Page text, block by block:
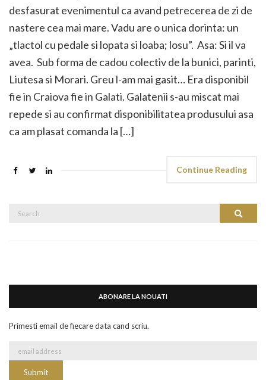
desfasurat evenimentul ca avand petrecerea de zi de
nastere cea mai mare. Vadu are o unica dorinta: un
„tlactol cu pedale si lopata si loaba; losu”. Asa: Si il va
avea. Sub forma de cadou colectiv de la bunici, parinti,
Liutesa si Morari. Greu l-am mai gasit… Era disponibil
fie in Craiova fie in Galati. Galatenii s-au miscat mai
repede si au confirmat disponibilitatea produsului asa
ca am plasat comanda la […]
Continue Reading
Search
ABONARE LA NOUATI
Primesti email de fiecare data cand scriu.